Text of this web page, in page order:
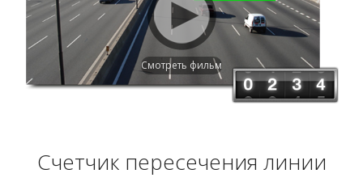
Смотреть фильм
Счетчик пересечения линии